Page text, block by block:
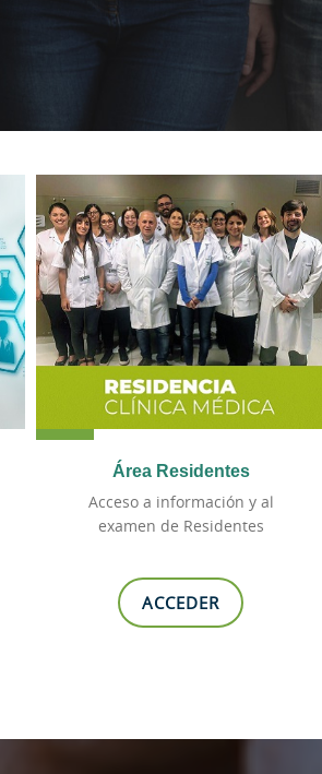
Área Residentes
Acceso a información y al
examen de Residentes
ACCEDER